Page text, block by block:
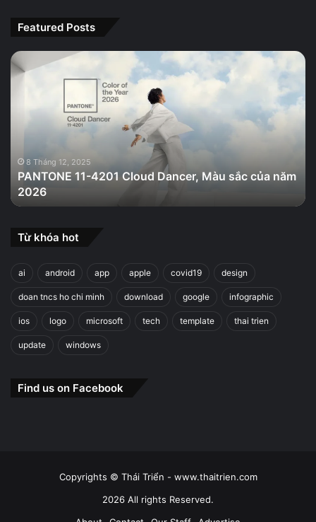
Featured Posts
PANTONE
11-
Màu
của
năm
2026
8 Tháng 12, 2025
PANTONE 11-4201 Cloud Dancer, Màu sắc của năm
2026
Từ khóa hot
ai android app apple covid19 design
doan tncs ho chi minh download google infographic
ios logo microsoft tech template thai trien
update windows
Find us on Facebook
Copyrights © Thái Triển - www.thaitrien.com
2026 All rights Reserved.